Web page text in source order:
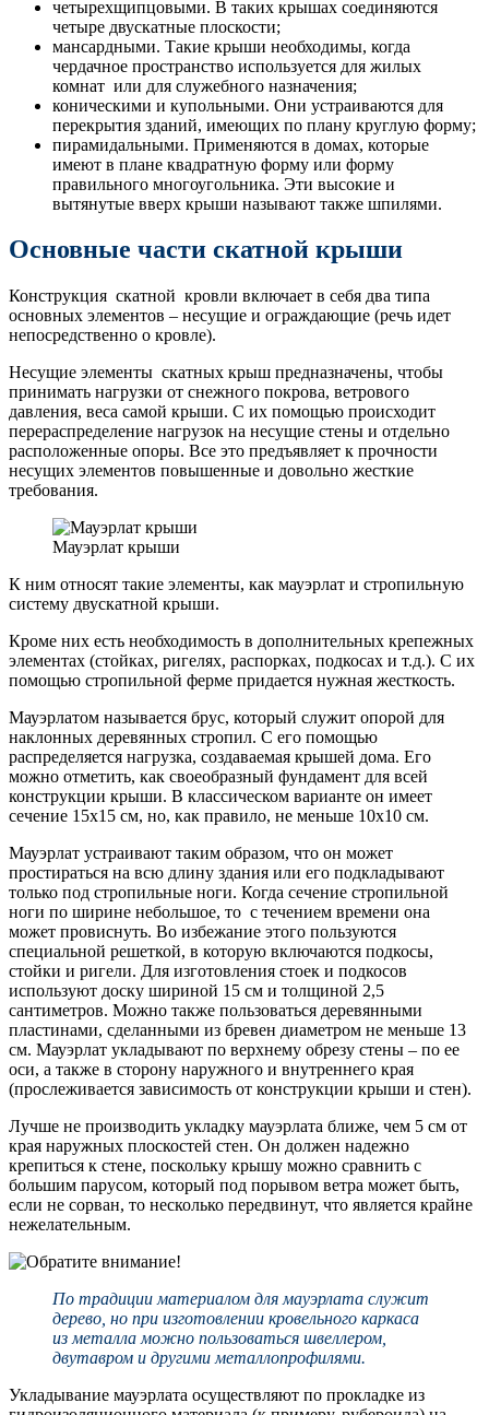
четырехщипцовыми. В таких крышах соединяются
четыре двускатные плоскости;
мансардными. Такие крыши необходимы, когда
чердачное пространство используется для жилых
комнат или для служебного назначения;
коническими и купольными. Они устраиваются для
перекрытия зданий, имеющих по плану круглую форму;
пирамидальными. Применяются в домах, которые
имеют в плане квадратную форму или форму
правильного многоугольника. Эти высокие и
вытянутые вверх крыши называют также шпилями.
Основные части скатной крыши
Конструкция скатной кровли включает в себя два типа
основных элементов – несущие и ограждающие (речь идет
непосредственно о кровле).
Несущие элементы скатных крыш предназначены, чтобы
принимать нагрузки от снежного покрова, ветрового
давления, веса самой крыши. С их помощью происходит
перераспределение нагрузок на несущие стены и отдельно
расположенные опоры. Все это предъявляет к прочности
несущих элементов повышенные и довольно жесткие
требования.
Мауэрлат крыши
К ним относят такие элементы, как мауэрлат и стропильную
систему двускатной крыши.
Кроме них есть необходимость в дополнительных крепежных
элементах (стойках, ригелях, распорках, подкосах и т.д.). С их
помощью стропильной ферме придается нужная жесткость.
Мауэрлатом называется брус, который служит опорой для
наклонных деревянных стропил. С его помощью
распределяется нагрузка, создаваемая крышей дома. Его
можно отметить, как своеобразный фундамент для всей
конструкции крыши. В классическом варианте он имеет
сечение 15х15 см, но, как правило, не меньше 10х10 см.
Мауэрлат устраивают таким образом, что он может
простираться на всю длину здания или его подкладывают
только под стропильные ноги. Когда сечение стропильной
ноги по ширине небольшое, то с течением времени она
может провиснуть. Во избежание этого пользуются
специальной решеткой, в которую включаются подкосы,
стойки и ригели. Для изготовления стоек и подкосов
используют доску шириной 15 см и толщиной 2,5
сантиметров. Можно также пользоваться деревянными
пластинами, сделанными из бревен диаметром не меньше 13
см. Мауэрлат укладывают по верхнему обрезу стены – по ее
оси, а также в сторону наружного и внутреннего края
(прослеживается зависимость от конструкции крыши и стен).
Лучше не производить укладку мауэрлата ближе, чем 5 см от
края наружных плоскостей стен. Он должен надежно
крепиться к стене, поскольку крышу можно сравнить с
большим парусом, который под порывом ветра может быть,
если не сорван, то несколько передвинут, что является крайне
нежелательным.
По традиции материалом для мауэрлата служит
дерево, но при изготовлении кровельного каркаса
из металла можно пользоваться швеллером,
двутавром и другими металлопрофилями.
Укладывание мауэрлата осуществляют по прокладке из